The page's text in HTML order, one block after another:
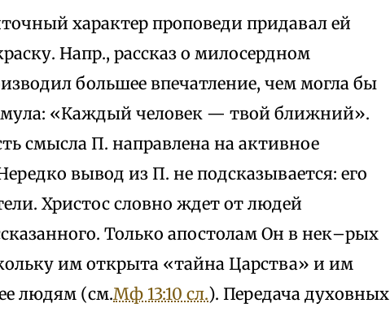
характер проповеди придавал ей
Напр., рассказ о милосердном
большее впечатление, чем могла бы
«Каждый человек — твой ближний».
смысла П. направлена на активное
вывод из П. не подсказывается: его
Христос словно ждет от людей
Только апостолам Он в нек–рых
им открыта «тайна Царства» и им
людям (см.Мф 13:10 сл.). Передача духовных